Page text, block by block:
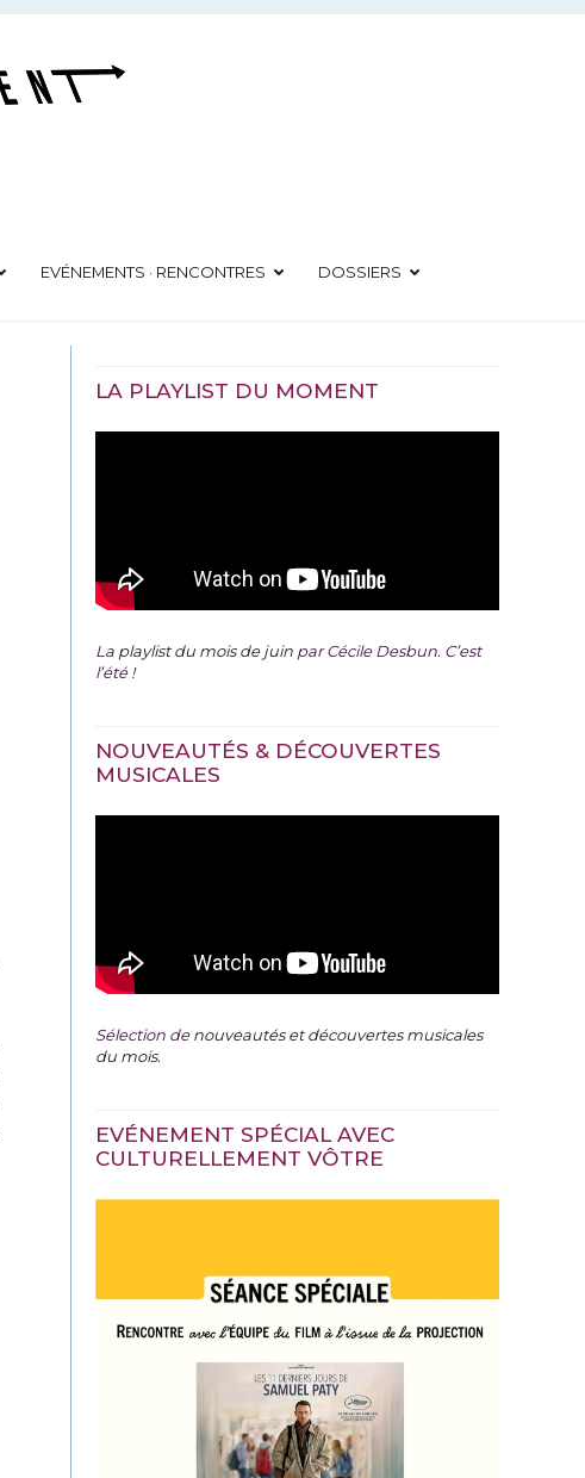
EVÉNEMENTS · RENCONTRES DOSSIERS
LA PLAYLIST DU MOMENT
La playlist du mois de juin par Cécile Desbun. C’est
l’été !
NOUVEAUTÉS & DÉCOUVERTES
MUSICALES
Sélection denouveautés et découvertes musicales
du mois.
EVÉNEMENT SPÉCIAL AVEC
CULTURELLEMENT VÔTRE